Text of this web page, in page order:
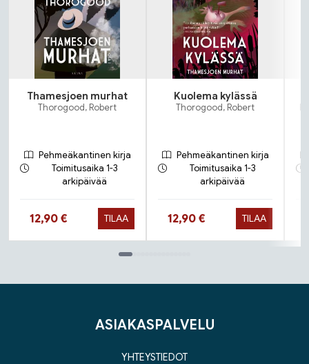
Thamesjoen murhat
Thorogood, Robert
Pehmeäkantinen kirja
Toimitusaika 1-3
arkipäivää
Hinta nyt
12,90 € TILAA
Kuolema kylässä
Thorogood, Robert
Pehmeäkantinen kirja
Toimitusaika 1-3
arkipäivää
Hinta nyt
12,90 € TILAA
ASIAKASPALVELU
YHTEYSTIEDOT